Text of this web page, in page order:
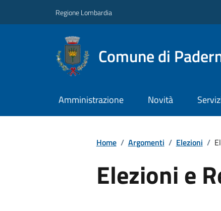
Regione Lombardia
Comune di
Amministrazione Novità
Home / Argomenti / Elezioni /
Elezioni e